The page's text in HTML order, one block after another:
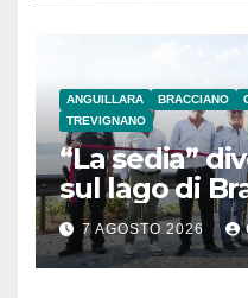
ANGUILLARA BRACCIANO
TREVIGNANO
“La sedia”
sul lago di
7 AGOSTO 2026